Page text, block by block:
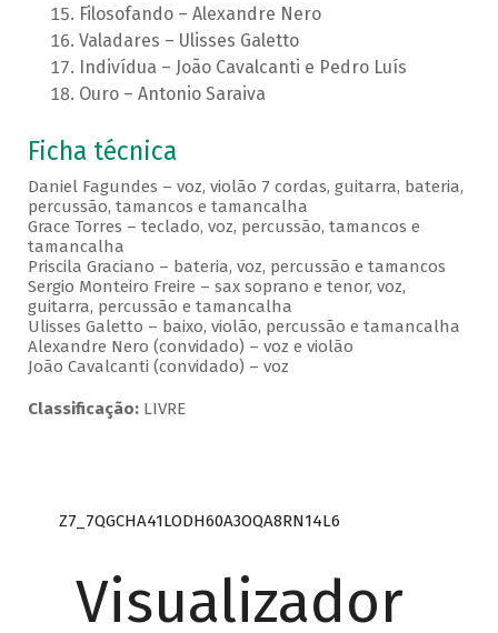
Filosofando – Alexandre Nero
Valadares – Ulisses Galetto
Indivídua – João Cavalcanti e Pedro Luís
Ouro – Antonio Saraiva
Ficha técnica
Daniel Fagundes – voz, violão 7 cordas, guitarra, bateria,
percussão, tamancos e tamancalha
Grace Torres – teclado, voz, percussão, tamancos e
tamancalha
Priscila Graciano – bateria, voz, percussão e tamancos
Sergio Monteiro Freire – sax soprano e tenor, voz,
guitarra, percussão e tamancalha
Ulisses Galetto – baixo, violão, percussão e tamancalha
Alexandre Nero (convidado) – voz e violão
João Cavalcanti (convidado) – voz
Classificação:LIVRE
Z7_7QGCHA41LODH60A3OQA8RN14L6
Visualizador